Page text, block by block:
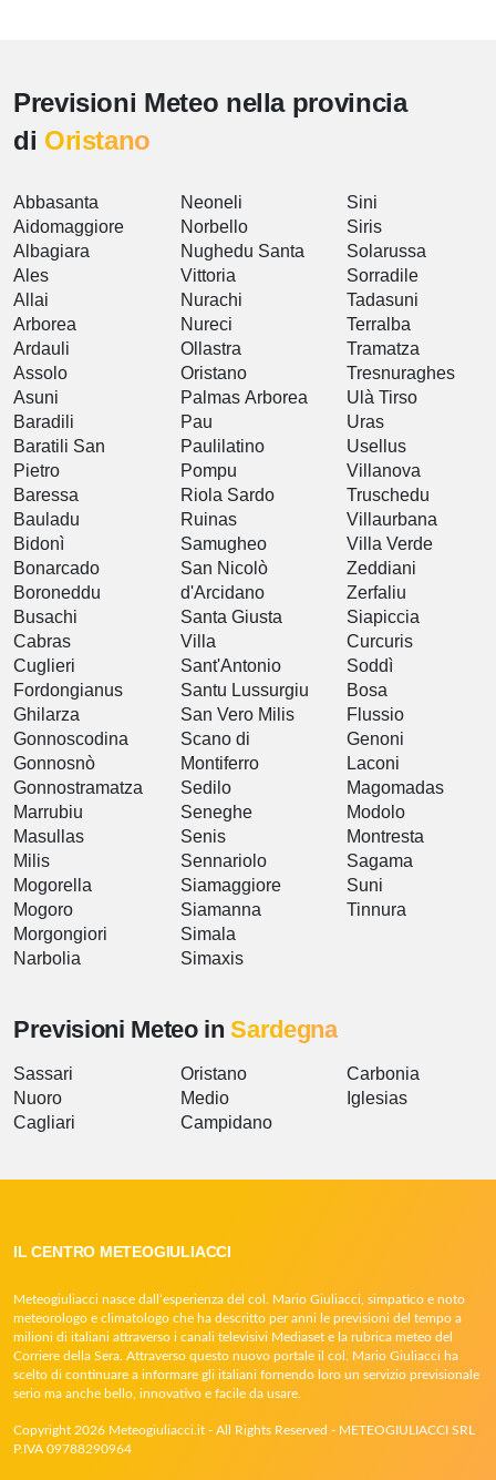
Previsioni Meteo nella provincia
di Oristano
Abbasanta
Aidomaggiore
Albagiara
Ales
Allai
Arborea
Ardauli
Assolo
Asuni
Baradili
Baratili San
Pietro
Baressa
Bauladu
Bidonì
Bonarcado
Boroneddu
Busachi
Cabras
Cuglieri
Fordongianus
Ghilarza
Gonnoscodina
Gonnosnò
Gonnostramatza
Marrubiu
Masullas
Milis
Mogorella
Mogoro
Morgongiori
Narbolia
Neoneli
Norbello
Nughedu Santa
Vittoria
Nurachi
Nureci
Ollastra
Oristano
Palmas Arborea
Pau
Paulilatino
Pompu
Riola Sardo
Ruinas
Samugheo
San Nicolò
d'Arcidano
Santa Giusta
Villa
Sant'Antonio
Santu Lussurgiu
San Vero Milis
Scano di
Montiferro
Sedilo
Seneghe
Senis
Sennariolo
Siamaggiore
Siamanna
Simala
Simaxis
Sini
Siris
Solarussa
Sorradile
Tadasuni
Terralba
Tramatza
Tresnuraghes
Ulà Tirso
Uras
Usellus
Villanova
Truschedu
Villaurbana
Villa Verde
Zeddiani
Zerfaliu
Siapiccia
Curcuris
Soddì
Bosa
Flussio
Genoni
Laconi
Magomadas
Modolo
Montresta
Sagama
Suni
Tinnura
Previsioni Meteo inSardegna
Sassari
Nuoro
Cagliari
Oristano
Medio
Campidano
Carbonia
Iglesias
IL CENTRO METEOGIULIACCI
Meteogiuliacci nasce dall’esperienza del col. Mario Giuliacci, simpatico e noto
meteorologo e climatologo che ha descritto per anni le previsioni del tempo a
milioni di italiani attraverso i canali televisivi Mediaset e la rubrica meteo del
Corriere della Sera. Attraverso questo nuovo portale il col. Mario Giuliacci ha
scelto di continuare a informare gli italiani fornendo loro un servizio previsionale
serio ma anche bello, innovativo e facile da usare.
Copyright 2026 Meteogiuliacci.it - All Rights Reserved - METEOGIULIACCI SRL
P.IVA 09788290964